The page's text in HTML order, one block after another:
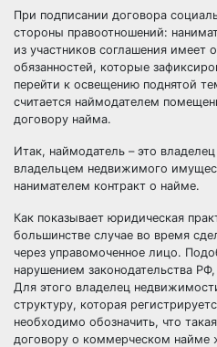
При подписании договора
стороны правоотношений:
из участников соглашения имеет
обязанностей, которые
перейти к освещению поднятой
считается наймодателем
договору найма.
Итак, наймодатель – это
владельцем недвижимого
нанимателем контракт о найме.
Как показывает юридическая
большинстве случае во время
через управомоченное лицо.
нарушением законодательства
Для этого владелец
структуру, которая
необходимо обозначить, что
договору о коммерческом найме